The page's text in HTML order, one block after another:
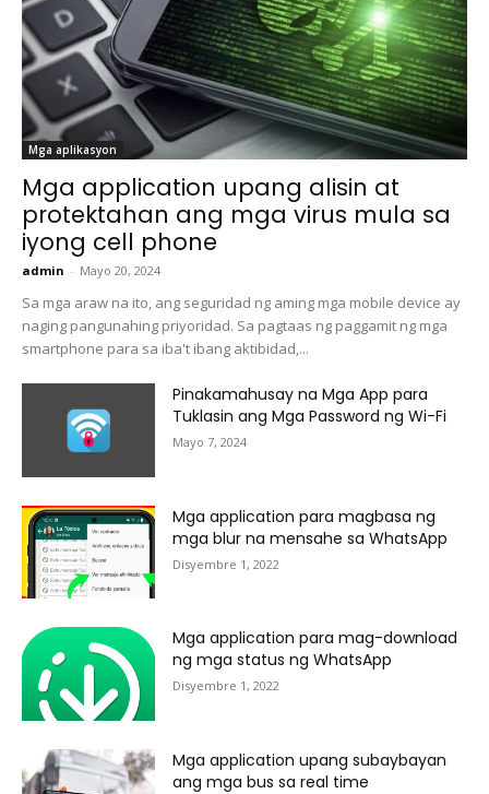
Mga aplikasyon
Mga application upang alisin at
protektahan ang mga virus mula sa
iyong cell phone
admin - Mayo 20, 2024
Sa mga araw na ito, ang seguridad ng aming mga mobile device ay
naging pangunahing priyoridad. Sa pagtaas ng paggamit ng mga
smartphone para sa iba't ibang aktibidad,...
Pinakamahusay na Mga App para
Tuklasin ang Mga Password ng Wi-Fi
Mayo 7, 2024
Mga application para magbasa ng
mga blur na mensahe sa WhatsApp
Disyembre 1, 2022
Mga application para mag-download
ng mga status ng WhatsApp
Disyembre 1, 2022
Mga application upang subaybayan
ang mga bus sa real time